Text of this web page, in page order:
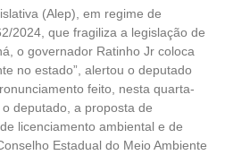
(Alep), em regime de
2024, que fragiliza a legislação de
o governador Ratinho Jr coloca
no estado”, alertou o deputado
feito, nesta quarta-
deputado, a proposta de
licenciamento ambiental e de
Estadual do Meio Ambiente